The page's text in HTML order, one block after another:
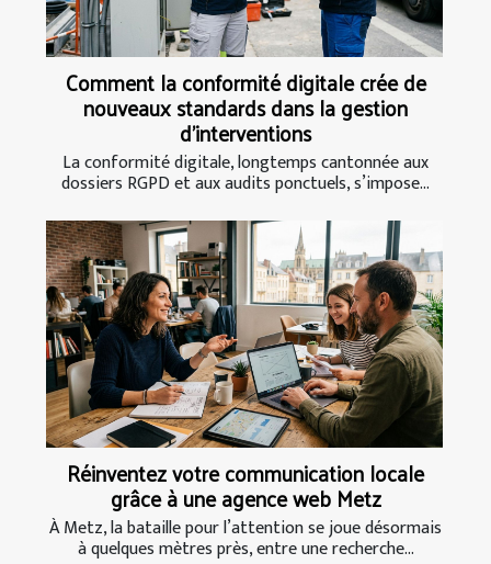
Comment la conformité digitale crée de
nouveaux standards dans la gestion
d’interventions
La conformité digitale, longtemps cantonnée aux
dossiers RGPD et aux audits ponctuels, s’impose...
Réinventez votre communication locale
grâce à une agence web Metz
À Metz, la bataille pour l’attention se joue désormais
à quelques mètres près, entre une recherche...